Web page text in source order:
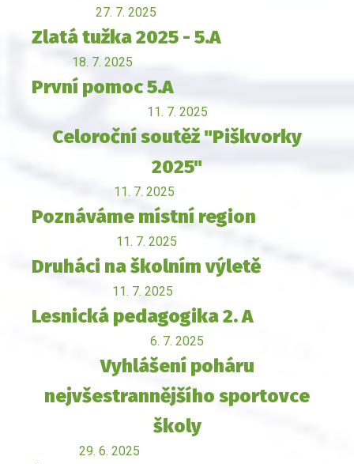
27. 7. 2025
Zlatá tužka 2025 - 5.A
18. 7. 2025
První pomoc 5.A
11. 7. 2025
Celoroční soutěž "Piškvorky
2025"
11. 7. 2025
Poznáváme místní region
11. 7. 2025
Druháci na školním výletě
11. 7. 2025
Lesnická pedagogika 2. A
6. 7. 2025
Vyhlášení poháru
nejvšestrannějšího sportovce
školy
29. 6. 2025